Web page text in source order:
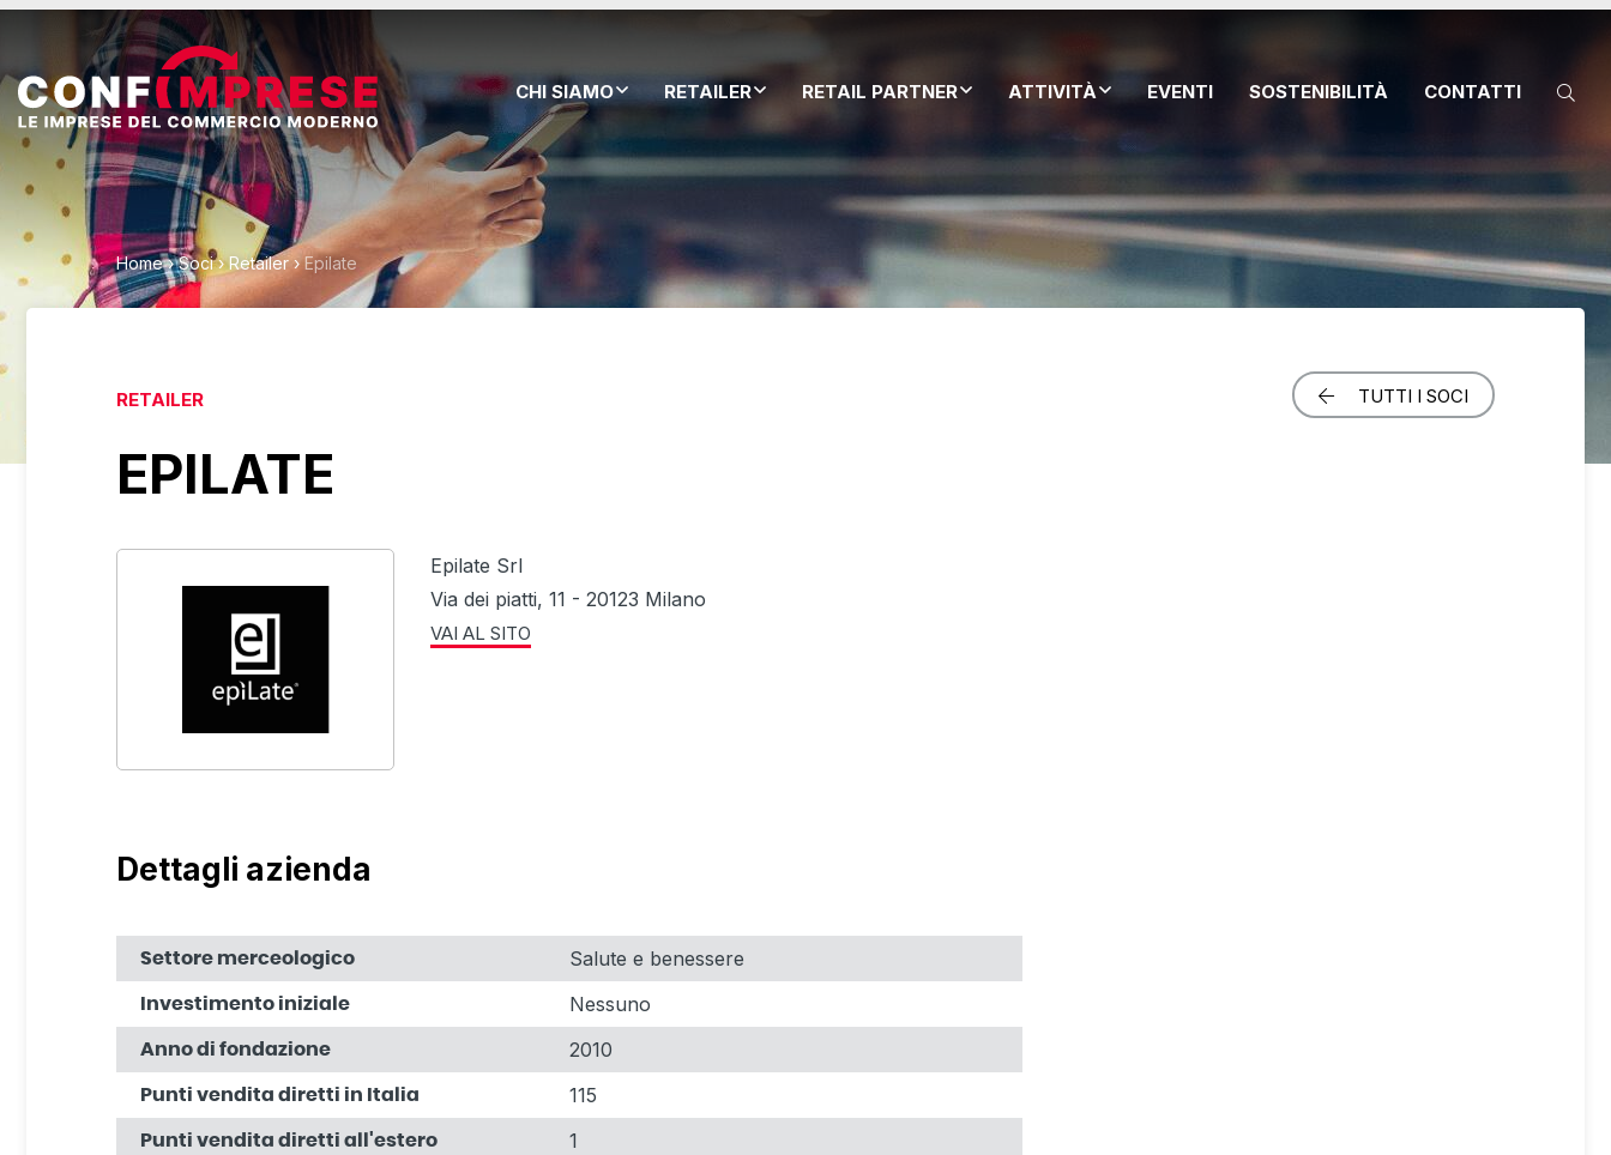
CHI SIAMO RETAILER RETAIL PARTNER ATTIVITÀ EVENTI SOSTENIBILITÀ CONTATTI
Home›Soci›Retailer›Epilate
TUTTI I SOCI
RETAILER
EPILATE
Epilate Srl
Via dei piatti, 11 - 20123 Milano
VAI AL SITO
Dettagli azienda
Settore merceologico Salute e benessere
Investimento iniziale Nessuno
Anno di fondazione 2010
Punti vendita diretti in Italia 115
Punti vendita diretti all'estero 1